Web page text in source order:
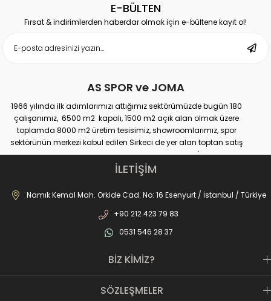
E-BÜLTEN
Fırsat & indirimlerden haberdar olmak için e-bültene kayıt ol!
AS SPOR ve JOMA
1966 yılında ilk adımlarımızı attığımız sektörümüzde bugün 180
çalışanımız, 6500 m2 kapalı, 1500 m2 açık alan olmak üzere
toplamda 8000 m2 üretim tesisimiz, showroomlarımız, spor
sektörünün merkezi kabul edilen Sirkeci de yer alan toptan satış
mağazamız, Türkiye genelinde yaklaşık 300 bayimiz, İstanbul’da 10
perakande mağazamız, Türkiye’ye hizmet eden e-ticaret sanal
mağazamız ile AS SPOR ailesi günden güne büyüyerek sektöre,
JOMA markası ile de Türkiye'de ülkemize hizmet etmektedir.
İLETİŞİM
Namık Kemal Mah. Orkide Cad. No: 16 Esenyurt / İstanbul / Türkiye
+90 212 423 79 83
0531 546 28 37
BİZ KİMİZ?
SÖZLEŞMELER